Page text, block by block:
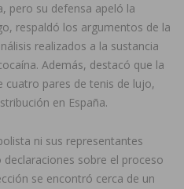
pero su defensa apeló la
respaldó los argumentos de la
realizados a la sustancia
Además, destacó que la
cuatro pares de tenis de lujo,
en España.
ni sus representantes
sobre el proceso
se encontró cerca de un